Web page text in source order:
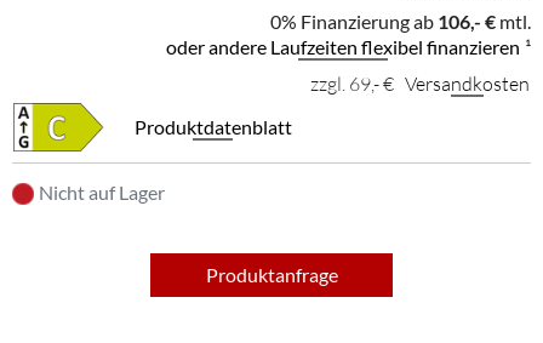
0% Finanzierung ab 106,- € mtl.
oder andere Laufzeiten flexibel finanzieren ¹
zzgl. 69,- € Versandkosten
Produktdatenblatt
Nicht auf Lager
Produktanfrage